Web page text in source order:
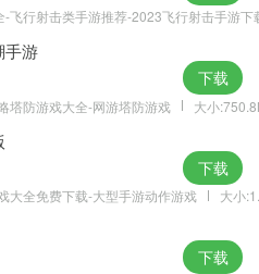
-飞行射击类手游推荐-2023飞行射击手游下
手游
塔防游戏大全-网游塔防游戏 大小
下载
大全免费下载-大型手游动作游戏 大小
下载
下载